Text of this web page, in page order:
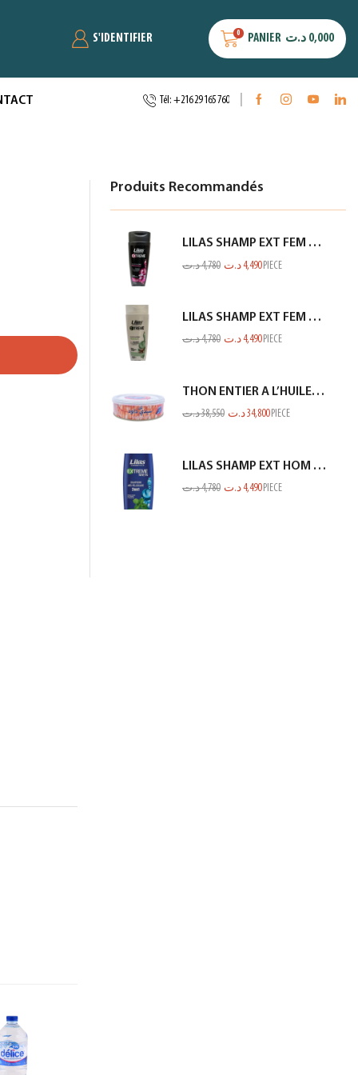
S'IDENTIFIER 0 PANIER 0,000 د.ت
Tél: +216 29 165 760
Produits Recommandés
LILAS SHAMP EXT FEM CHEV NOIR 350ML
4,780د.ت 4,490 د.ت PIECE
LILAS SHAMP EXT FEM FIN ET FRAGILE BLANC 350ML
4,780د.ت 4,490 د.ت PIECE
THON ENTIER A L’HUILE D’OLIVE SIDI DAOUD 950G
38,550د.ت 34,800د.ت PIECE
LILAS SHAMP EXT HOM ANTI PEL MENTHE BLEU 350ML
4,780د.ت 4,490 د.ت PIECE